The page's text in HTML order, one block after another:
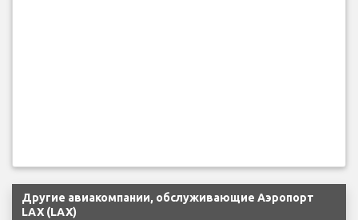
Другие авиакомпании, обслуживающие Аэропорт
LAX (LAX)